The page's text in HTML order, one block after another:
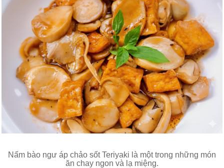
Nấm bào ngư áp chảo sốt Teriyaki là một trong những món
ăn chay ngon và lạ miệng.